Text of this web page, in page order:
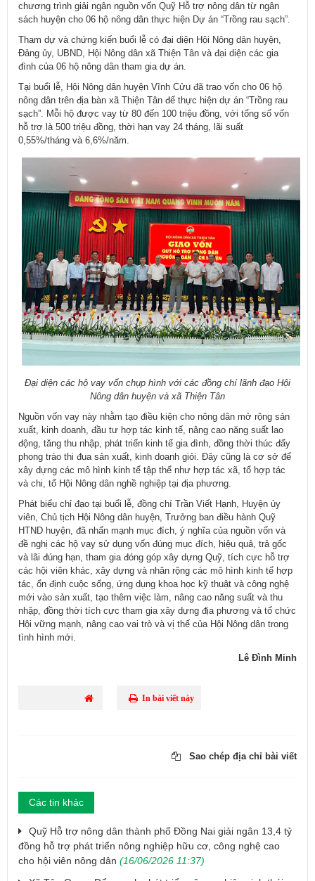
chương trình giải ngân nguồn vốn Quỹ Hỗ trợ nông dân từ ngân
sách huyện cho 06 hộ nông dân thực hiện Dự án “Trồng rau sạch”.
Tham dự và chứng kiến buổi lễ có đại diện Hội Nông dân huyện,
Đảng ủy, UBND, Hội Nông dân xã Thiện Tân và đại diện các gia
đình của 06 hộ nông dân tham gia dự án.
Tại buổi lễ, Hội Nông dân huyện Vĩnh Cửu đã trao vốn cho 06 hộ
nông dân trên địa bàn xã Thiện Tân để thực hiện dự án “Trồng rau
sạch”. Mỗi hộ được vay từ 80 đến 100 triệu đồng, với tổng số vốn
hỗ trợ là 500 triệu đồng, thời hạn vay 24 tháng, lãi suất
0,55%/tháng và 6,6%/năm.
Đại diện các hộ vay vốn chụp hình với các đồng chí lãnh đạo Hội
Nông dân huyện và xã Thiện Tân
Nguồn vốn vay này nhằm tạo điều kiện cho nông dân mở rộng sản
xuất, kinh doanh, đầu tư hợp tác kinh tế, nâng cao năng suất lao
động, tăng thu nhập, phát triển kinh tế gia đình, đồng thời thúc đẩy
phong trào thi đua sản xuất, kinh doanh giỏi. Đây cũng là cơ sở để
xây dựng các mô hình kinh tế tập thể như hợp tác xã, tổ hợp tác
và chi, tổ Hội Nông dân nghề nghiệp tại địa phương.
Phát biểu chỉ đạo tại buổi lễ, đồng chí Trần Viết Hạnh, Huyện ủy
viên, Chủ tịch Hội Nông dân huyện, Trưởng ban điều hành Quỹ
HTND huyện, đã nhấn mạnh mục đích, ý nghĩa của nguồn vốn và
đề nghị các hộ vay sử dụng vốn đúng mục đích, hiệu quả, trả gốc
và lãi đúng hạn, tham gia đóng góp xây dựng Quỹ, tích cực hỗ trợ
các hội viên khác, xây dựng và nhân rộng các mô hình kinh tế hợp
tác, ổn định cuộc sống, ứng dụng khoa học kỹ thuật và công nghệ
mới vào sản xuất, tạo thêm việc làm, nâng cao năng suất và thu
nhập, đồng thời tích cực tham gia xây dựng địa phương và tổ chức
Hội vững mạnh, nâng cao vai trò và vị thế của Hội Nông dân trong
tình hình mới.
Lê Đình Minh
In bài viết này
Sao chép địa chỉ bài viết
Các tin khác
Quỹ Hỗ trợ nông dân thành phố Đồng Nai giải ngân 13,4 tỷ
đồng hỗ trợ phát triển nông nghiệp hữu cơ, công nghệ cao
cho hội viên nông dân (16/06/2026 11:37)